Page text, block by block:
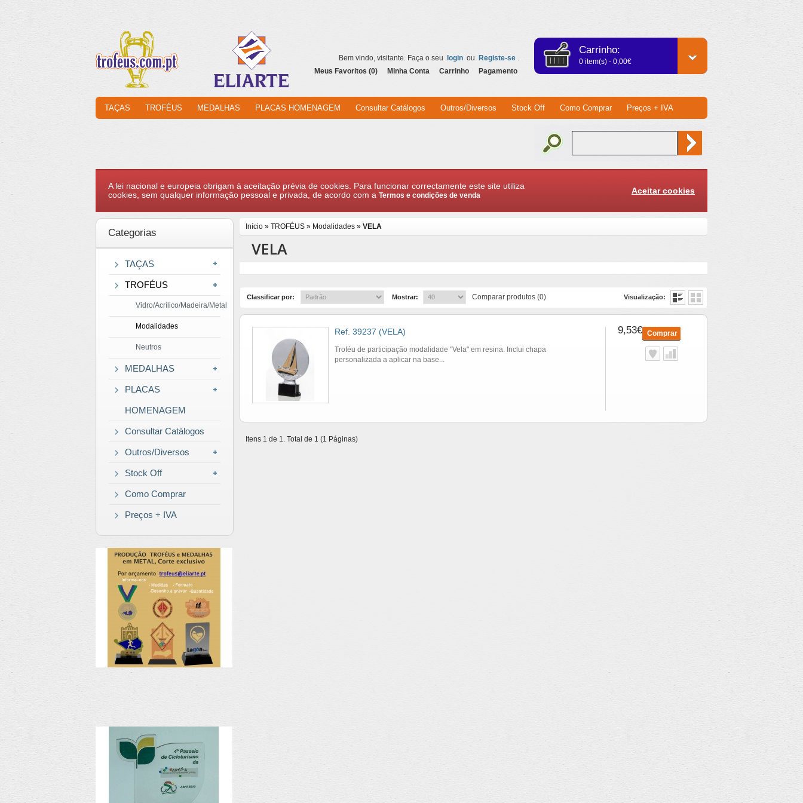
Meus Favoritos (0) Minha Conta Carrinho Pagamento
Bem vindo, visitante. Faça o seu login ou Registe-se .
Carrinho:
0 item(s) - 0,00€
TAÇAS TROFÉUS MEDALHAS PLACAS HOMENAGEM Consultar Catálogos Outros/Diversos Stock Off Como Comprar Preços + IVA
Aceitar cookies
A lei nacional e europeia obrigam à aceitação prévia de cookies. Para funcionar correctamente este site utiliza
cookies, sem qualquer informação pessoal e privada, de acordo com a Termos e condições de venda
Categorias
TAÇAS
TROFÉUS
Vidro/Acrílico/Madeira/Metal
Modalidades
Neutros
MEDALHAS
PLACAS
HOMENAGEM
Consultar Catálogos
Outros/Diversos
Stock Off
Como Comprar
Preços + IVA
Início » TROFÉUS » Modalidades » VELA
VELA
Classificar por: Mostrar: Comparar produtos (0) Visualização:
9,53€ Comprar
Ref. 39237 (VELA)
Troféu de participação modalidade "Vela" em resina. Inclui chapa
personalizada a aplicar na base...
Itens 1 de 1. Total de 1 (1 Páginas)